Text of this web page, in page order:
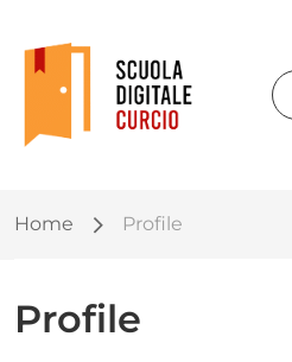
Home Profile
Profile